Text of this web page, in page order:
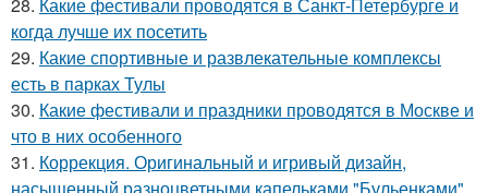
когда лучше их посетить
29. Какие спортивные и развлекательные комплексы
есть в парках Тулы
30. Какие фестивали и праздники проводятся в Москве и
что в них особенного
31. Коррекция. Оригинальный и игривый дизайн,
насыщенный разноцветными капельками "Бульенками",